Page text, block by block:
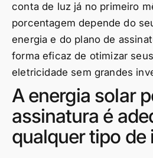
conta de luz já no primeiro
porcentagem depende do
energia e do plano de
forma eficaz de otimizar
eletricidade sem grandes
A energia solar
assinatura é
qualquer tipo de